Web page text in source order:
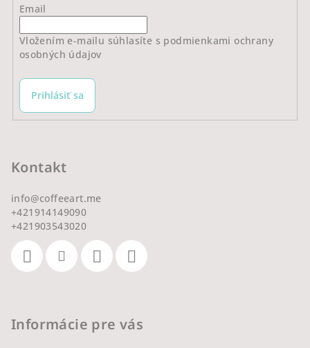
Email
Vložením e-mailu súhlasíte s podmienkami ochrany
osobných údajov
Prihlásiť sa
Kontakt
info@coffeeart.me
+421914149090
+421903543020
Informácie pre vás